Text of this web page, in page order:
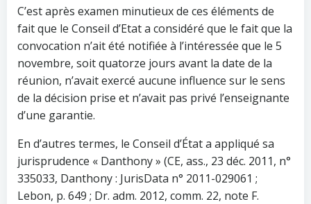
C’est après examen minutieux de ces éléments de
fait que le Conseil d’Etat a considéré que le fait que la
convocation n’ait été notifiée à l’intéressée que le 5
novembre, soit quatorze jours avant la date de la
réunion, n’avait exercé aucune influence sur le sens
de la décision prise et n’avait pas privé l’enseignante
d’une garantie.
En d’autres termes, le Conseil d’État a appliqué sa
jurisprudence « Danthony » (CE, ass., 23 déc. 2011, n°
335033, Danthony : JurisData n° 2011-029061 ;
Lebon, p. 649 ; Dr. adm. 2012, comm. 22, note F.